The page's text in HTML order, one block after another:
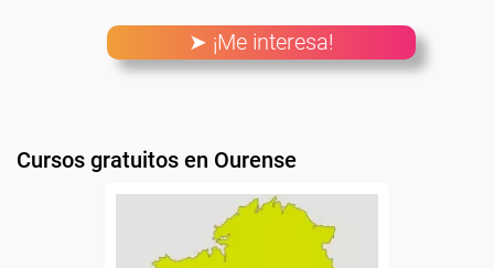
➤ ¡Me interesa!
Cursos gratuitos en Ourense